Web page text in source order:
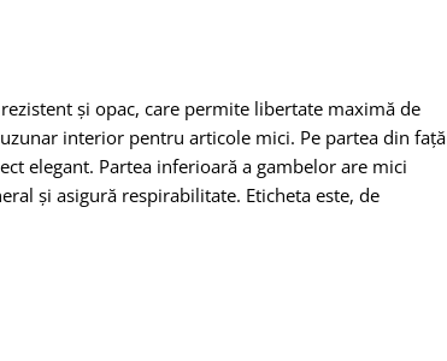
și opac, care permite libertate maximă de
interior pentru articole mici. Pe partea din față
elegant. Partea inferioară a gambelor are mici
și asigură respirabilitate. Eticheta este, de